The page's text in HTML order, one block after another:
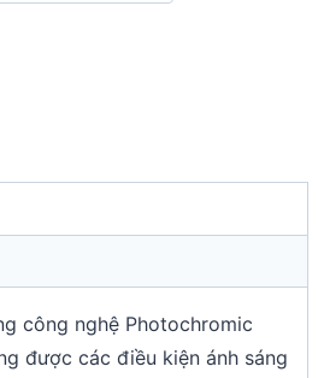
công nghệ Photochromic
được các điều kiện ánh sáng